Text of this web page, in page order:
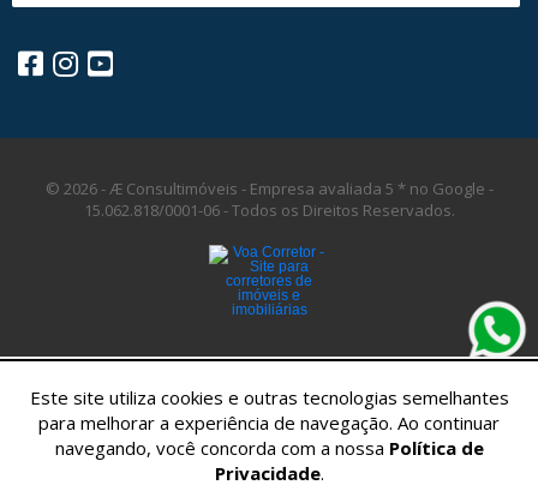
© 2026 - Æ Consultimóveis - Empresa avaliada 5 * no Google -
15.062.818/0001-06 -Todos os Direitos Reservados.
Este site utiliza cookies e outras tecnologias semelhantes
para melhorar a experiência de navegação. Ao continuar
navegando, você concorda com a nossa Política de
Privacidade.